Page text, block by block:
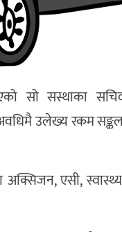
सो सस्थाका
अवधिमै उलेख्य रकम
एसी,